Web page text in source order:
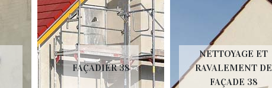
FAÇADIER 38
NETTOYAGE ET
RAVALEMENT DE
FAÇADE 38